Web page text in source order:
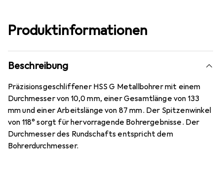
Produktinformationen
Beschreibung
Präzisionsgeschliffener HSS G Metallbohrer mit einem
Durchmesser von 10,0 mm, einer Gesamtlänge von 133
mm und einer Arbeitslänge von 87 mm. Der Spitzenwinkel
von 118° sorgt für hervorragende Bohrergebnisse. Der
Durchmesser des Rundschafts entspricht dem
Bohrerdurchmesser.